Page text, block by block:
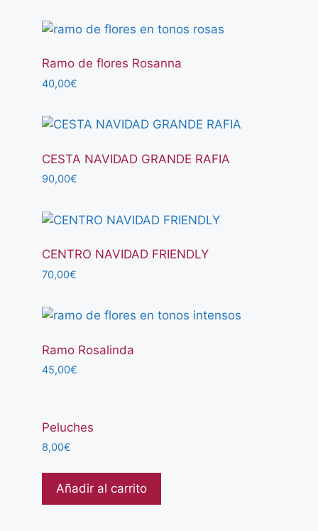
Ramo de flores Rosanna
40,00€
CESTA NAVIDAD GRANDE RAFIA
90,00€
CENTRO NAVIDAD FRIENDLY
70,00€
Ramo Rosalinda
45,00€
Peluches
8,00€
Añadir al carrito